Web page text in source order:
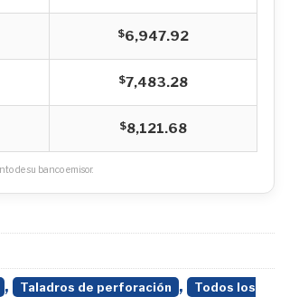
$6,947.92
$7,483.28
$8,121.68
de su banco emisor.
, Taladros de perforación ,
Todos los